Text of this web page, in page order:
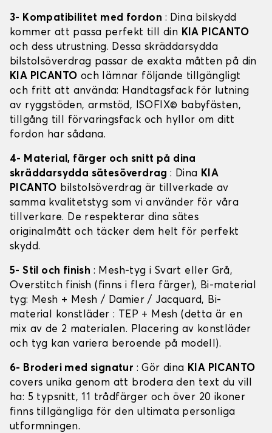
3- Kompatibilitet med fordon : Dina bilskydd
kommer att passa perfekt till din KIA PICANTO
och dess utrustning. Dessa skräddarsydda
bilstolsöverdrag passar de exakta måtten på din
KIA PICANTO och lämnar följande tillgängligt
och fritt att använda: Handtagsfack för lutning
av ryggstöden, armstöd, ISOFIX© babyfästen,
tillgång till förvaringsfack och hyllor om ditt
fordon har sådana.
4- Material, färger och snitt på dina
skräddarsydda sätesöverdrag: Dina KIA
PICANTO bilstolsöverdrag är tillverkade av
samma kvalitetstyg som vi använder för våra
tillverkare. De respekterar dina sätes
originalmått och täcker dem helt för perfekt
skydd.
5- Stil och finish : Mesh-tyg i Svart eller Grå,
Overstitch finish (finns i flera färger), Bi-material
tyg: Mesh + Mesh / Damier / Jacquard, Bi-
material konstläder : TEP + Mesh (detta är en
mix av de 2 materialen. Placering av konstläder
och tyg kan variera beroende på modell).
6- Broderi med signatur : Gör dina KIA PICANTO
covers unika genom att brodera den text du vill
ha: 5 typsnitt, 11 trådfärger och över 20 ikoner
finns tillgängliga för den ultimata personliga
utformningen.